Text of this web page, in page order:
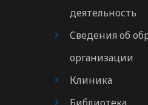
деятельность
Сведения об
организации
Клиника